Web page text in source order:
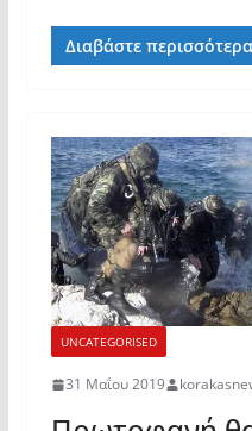
Διαβάστε περισσότερα
UNCATEGORISED
31 Μαΐου 2019